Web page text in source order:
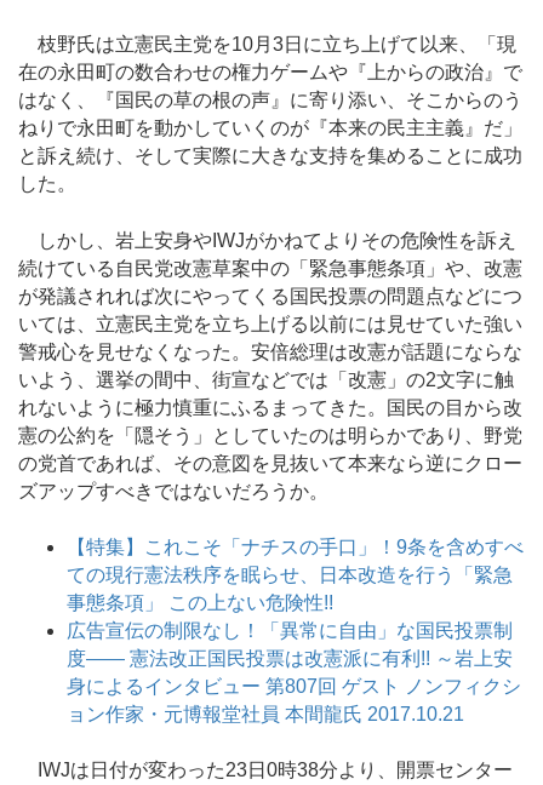
枝野氏は立憲民主党を10月3日に立ち上げて以来、「現
在の永田町の数合わせの権力ゲームや『上からの政治』で
はなく、『国民の草の根の声』に寄り添い、そこからのう
ねりで永田町を動かしていくのが『本来の民主主義』だ」
と訴え続け、そして実際に大きな支持を集めることに成功
した。
しかし、岩上安身やIWJがかねてよりその危険性を訴え
続けている自民党改憲草案中の「緊急事態条項」や、改憲
が発議されれば次にやってくる国民投票の問題点などにつ
いては、立憲民主党を立ち上げる以前には見せていた強い
警戒心を見せなくなった。安倍総理は改憲が話題にならな
いよう、選挙の間中、街宣などでは「改憲」の2文字に触
れないように極力慎重にふるまってきた。国民の目から改
憲の公約を「隠そう」としていたのは明らかであり、野党
の党首であれば、その意図を見抜いて本来なら逆にクロー
ズアップすべきではないだろうか。
【特集】これこそ「ナチスの手口」！9条を含めすべ
ての現行憲法秩序を眠らせ、日本改造を行う「緊急
事態条項」 この上ない危険性!!
広告宣伝の制限なし！「異常に自由」な国民投票制
度―― 憲法改正国民投票は改憲派に有利!! ～岩上安
身によるインタビュー 第807回 ゲスト ノンフィクシ
ョン作家・元博報堂社員 本間龍氏 2017.10.21
IWJは日付が変わった23日0時38分より、開票センター